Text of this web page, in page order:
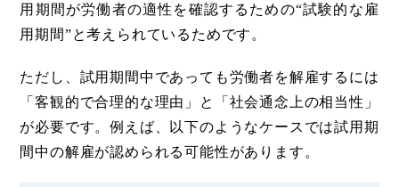
用期間が労働者の適性を確認するための“試験的な雇
用期間”と考えられているためです。
ただし、試用期間中であっても労働者を解雇するには
「客観的で合理的な理由」と「社会通念上の相当性」
が必要です。例えば、以下のようなケースでは試用期
間中の解雇が認められる可能性があります。